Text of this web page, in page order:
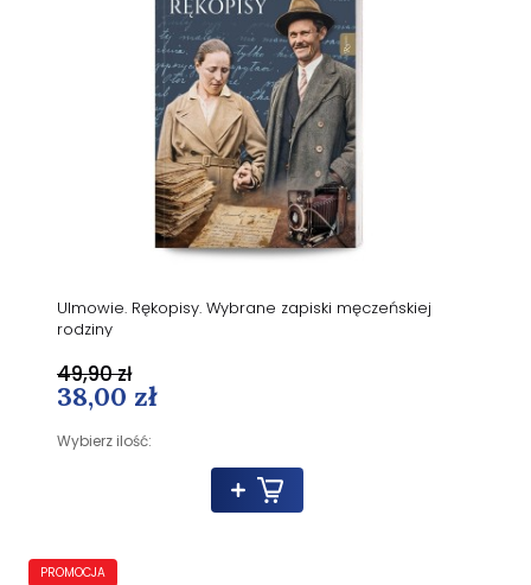
Ulmowie. Rękopisy. Wybrane zapiski męczeńskiej
rodziny
38,00 zł
Wybierz ilość:
49,90 zł
PROMOCJA